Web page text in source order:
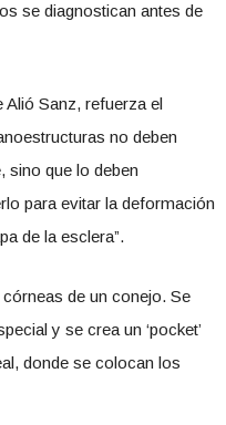
se diagnostican antes de
Alió Sanz, refuerza el
no deben
sino que lo deben
para evitar la deformación
de la esclera”.
de un conejo. Se
y se crea un ‘pocket’
donde se colocan los